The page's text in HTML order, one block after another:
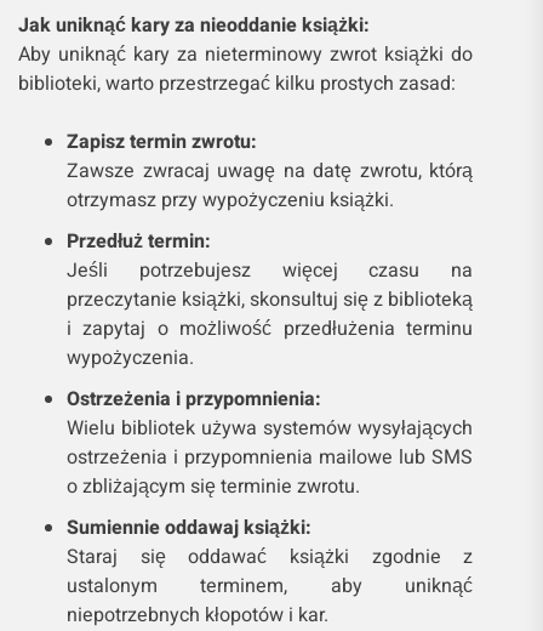
Jak uniknąć kary za nieoddanie książki:
Aby uniknąć kary za nieterminowy zwrot książki do
biblioteki, warto przestrzegać kilku prostych zasad:
Zapisz termin zwrotu:
Zawsze zwracaj uwagę na datę zwrotu, którą
otrzymasz przy wypożyczeniu książki.
Przedłuż termin:
Jeśli potrzebujesz więcej czasu na
przeczytanie książki, skonsultuj się z biblioteką
i zapytaj o możliwość przedłużenia terminu
wypożyczenia.
Ostrzeżenia i przypomnienia:
Wielu bibliotek używa systemów wysyłających
ostrzeżenia i przypomnienia mailowe lub SMS
o zbliżającym się terminie zwrotu.
Sumiennie oddawaj książki:
Staraj się oddawać książki zgodnie z
ustalonym terminem, aby uniknąć
niepotrzebnych kłopotów i kar.